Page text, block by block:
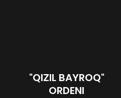
"QIZIL BAYROQ"
ORDENI